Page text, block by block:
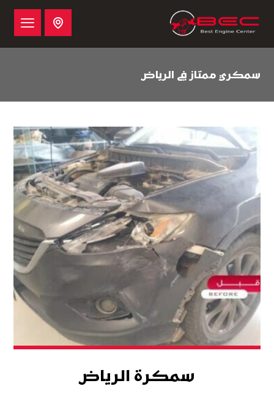
سمكري ممتاز في الرياض
سمكرة الرياض